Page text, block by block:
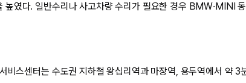
높였다. 일반수리나 사고차량 수리가 필요한 경우 BMW·MINI
스센터는 수도권 지하철 왕십리역과 마장역, 용두역에서 약 3